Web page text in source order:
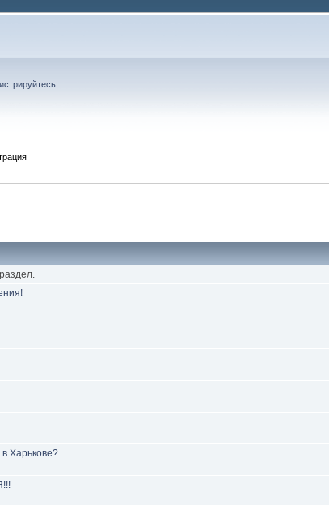
Харькове?